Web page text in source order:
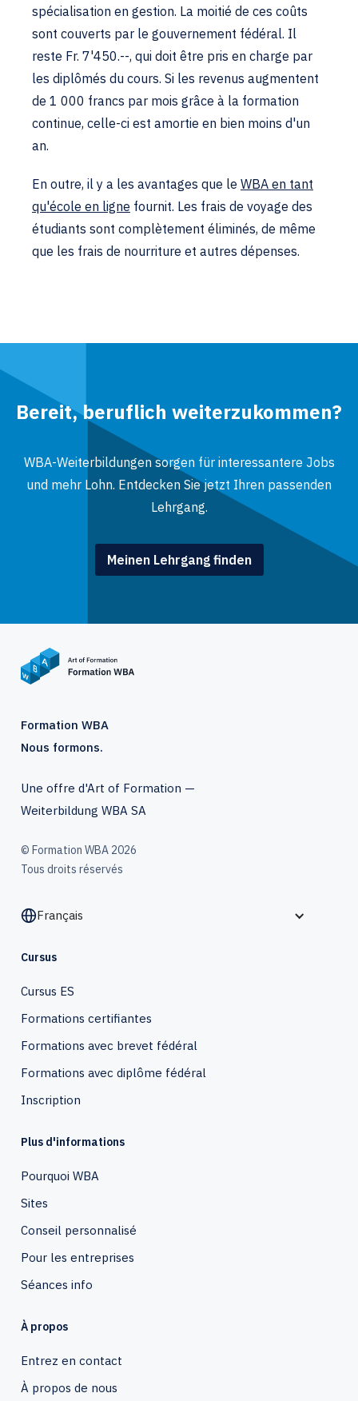
spécialisation en gestion. La moitié de ces coûts
sont couverts par le gouvernement fédéral. Il
reste Fr. 7'450.--, qui doit être pris en charge par
les diplômés du cours. Si les revenus augmentent
de 1 000 francs par mois grâce à la formation
continue, celle-ci est amortie en bien moins d'un
an.
En outre, il y a les avantages que le WBA en tant
qu'école en ligne fournit. Les frais de voyage des
étudiants sont complètement éliminés, de même
que les frais de nourriture et autres dépenses.
Bereit, beruflich weiterzukommen?
WBA-Weiterbildungen sorgen für interessantere Jobs
und mehr Lohn. Entdecken Sie jetzt Ihren passenden
Lehrgang.
Meinen Lehrgang finden
Formation WBA
Nous formons.
Une offre d'Art of Formation —
Weiterbildung WBA SA
© Formation WBA 2026
Tous droits réservés
Français
Cursus
Cursus ES
Formations certifiantes
Formations avec brevet fédéral
Formations avec diplôme fédéral
Inscription
Plus d'informations
Pourquoi WBA
Sites
Conseil personnalisé
Pour les entreprises
Séances info
À propos
Entrez en contact
À propos de nous